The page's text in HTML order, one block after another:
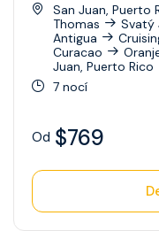
San Juan, Puerto
Thomas
Svatý
Antigua
Curacao
Juan, Puerto Rico
7 nocí
Od $769